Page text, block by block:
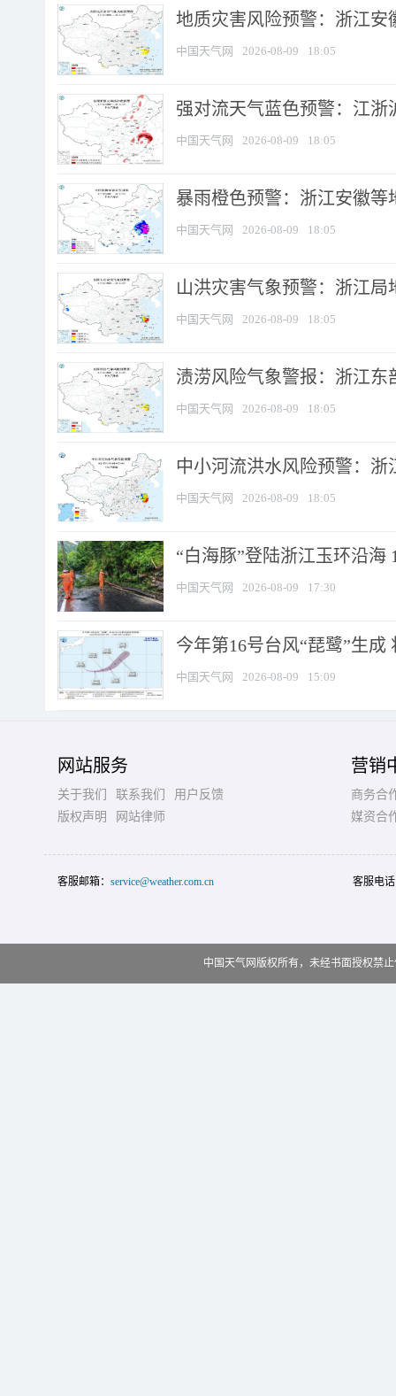
地质灾害风险预警：浙江安
中国天气网 2026-08-09 18:05
强对流天气蓝色预警：江浙
中国天气网 2026-08-09 18:05
暴雨橙色预警：浙江安徽等
中国天气网 2026-08-09 18:05
山洪灾害气象预警：浙江
中国天气网 2026-08-09 18:05
渍涝风险气象警报：浙江
中国天气网 2026-08-09 18:05
中小河流洪水风险预警：
中国天气网 2026-08-09 18:05
“白海豚”登陆浙江玉环沿海
中国天气网 2026-08-09 17:30
今年第16号台风“琵鹭”生
中国天气网 2026-08-09 15:09
网站服务
关于我们 联系我们
用户反馈
版权声明
网站律师
营销
商务合
媒资合
客服邮箱： service@weather.com.cn 客服电
中国天气网版权所有，未经书面授权